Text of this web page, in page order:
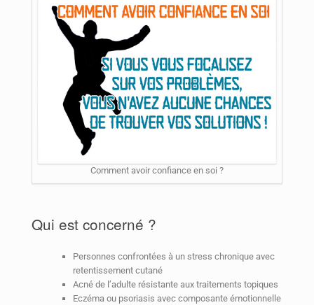
Comment avoir confiance en soi ?
Qui est concerné ?
Personnes confrontées à un stress chronique avec
retentissement cutané
Acné de l’adulte résistante aux traitements topiques
Eczéma ou psoriasis avec composante émotionnelle